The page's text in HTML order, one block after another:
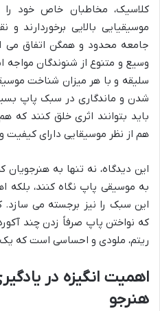
کلاسیک، مخاطبان خاص خود
موسیقیایی بالایی
جامعه محدود و همگن اتفاق می
وسیع و متنوع از شنوندگان
سلیقه و با هر میزان شناخت
شدن و ماندگاری در سبک پاپ
باید بتوانند اثری خلق کنند که
هم از نظر موسیقایی دارای کیفیت
این دیدگاه، نه تنها به
به موسیقی پاپ نگاه کنند، بلکه
این سبک را نیز برجسته می
که نواختن پاپ صرفاً زدن چند
ریتم، ملودی و احساسی است که یک
اهمیت انگیزه در
هنرجو